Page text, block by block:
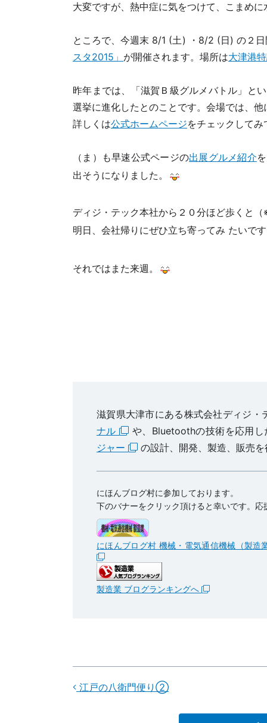
大変ですが、熱中症に気をつけて、こまめ
ところで、今週末 8/1 (土) ・8/2 (日) の２
スタ2015」 が開催されます。場所は大津港
昨年までは、「滋賀Ｂ級グルメバトル」と
選挙に進化したとのことです。会場では、他
詳しくは公式ホームページをチェックして
（ま）も早速公式ページの出展グルメ紹介
出そうになりました。
ディジ・テック本社から２０分ほど歩くと
明日、会社帰りにぜひ立ち寄ってみ たいで
それではまた来週。
滋賀県大津市にある株式会社ディジ
ナル
や、Bluetoothの技術を応用し
ジャー
の設計、開発、製造、販売
にほんブログ村に参加しております。
下のバナーをクリック頂けると幸いです。
にほんブログ村 機械・電気通信機械（製造
製造業 ブログランキングへ
江戸の八衛門便り②